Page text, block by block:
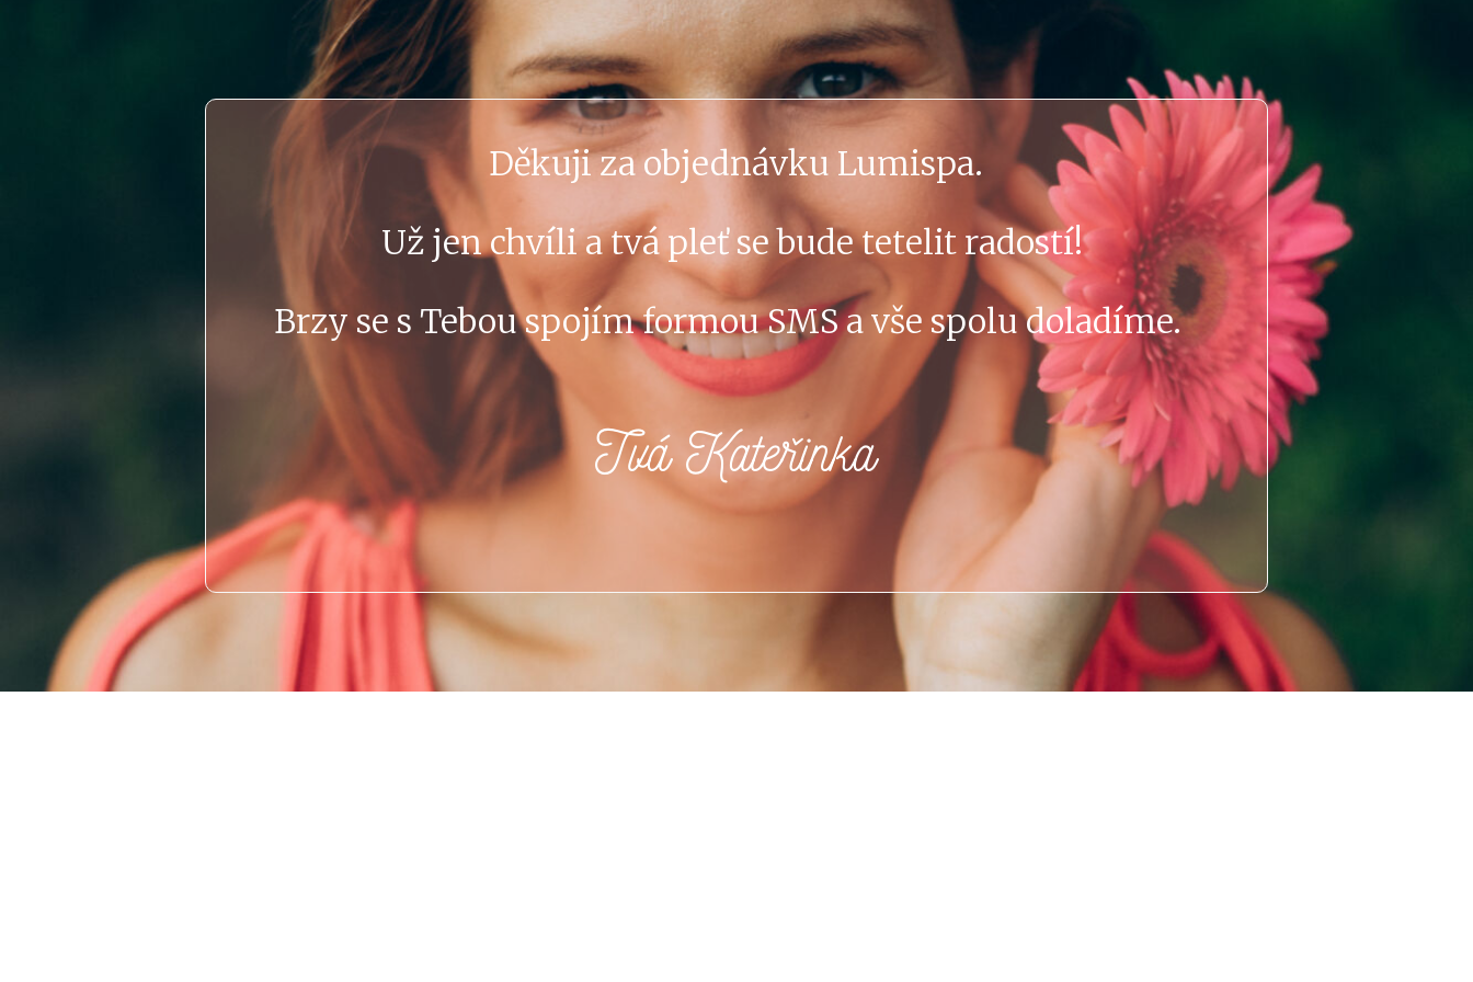
Děkuji za objednávku Lumispa.
Už jen chvíli a tvá pleť se bude tetelit radostí!
Brzy se s Tebou spojím formou SMS a vše spolu doladíme.
Tvá Kateřinka